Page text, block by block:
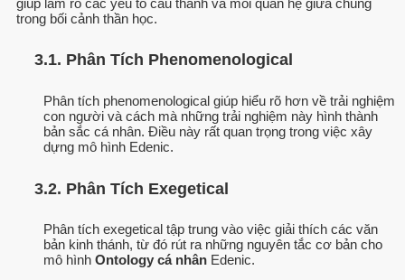
trong bối cảnh thần học.
3.1. Phân Tích Phenomenological
Phân tích phenomenological giúp hiểu rõ hơn về trải nghiệm
con người và cách mà những trải nghiệm này hình thành
bản sắc cá nhân. Điều này rất quan trọng trong việc xây
dựng mô hình Edenic.
3.2. Phân Tích Exegetical
Phân tích exegetical tập trung vào việc giải thích các văn
bản kinh thánh, từ đó rút ra những nguyên tắc cơ bản cho
mô hình Ontology cá nhân Edenic.